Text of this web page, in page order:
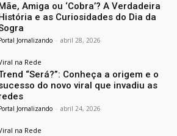
Mãe, Amiga ou ‘Cobra’? A Verdadeira
História e as Curiosidades do Dia da
Jornalizando - abril 28, 2026
na Rede
“Será?”: Conheça a origem e o
do novo viral que invadiu as
Jornalizando - abril 24, 2026
na Rede